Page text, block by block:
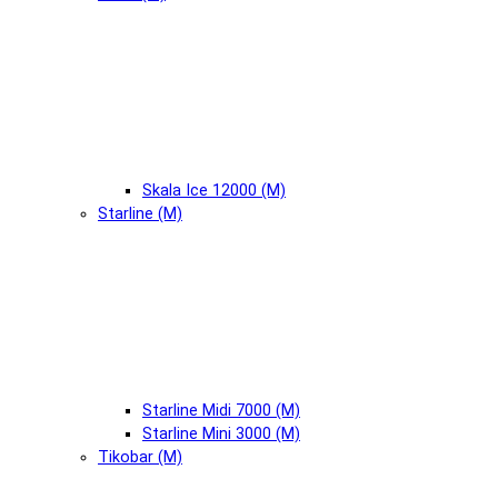
Skala Ice 12000 (М)
Starline (М)
Starline Midi 7000 (М)
Starline Mini 3000 (М)
Tikobar (М)